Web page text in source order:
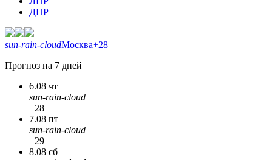
ДНР
sun-rain-cloudМосква+28
Прогноз на 7 дней
6.08 чт
sun-rain-cloud
+28
7.08 пт
sun-rain-cloud
+29
8.08 сб